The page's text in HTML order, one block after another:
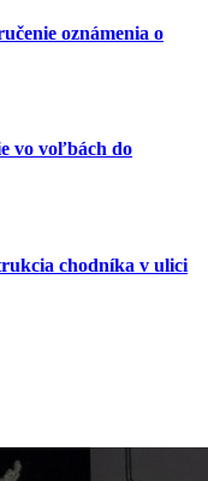
oznámenia o
vo voľbách do
chodníka v ulici